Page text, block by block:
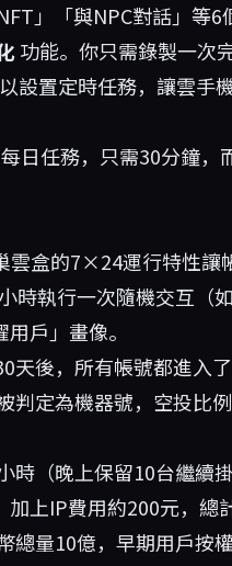
」「與NPC對話」等6
功能。你只需錄製一次
設置定時任務，讓雲手
日任務，只需30分鐘，
雲盒的7×24運行特性
執行一次隨機交互（
戶」畫像。
天後，所有帳號都進入
定為機器號，空投比例
時（晚上保留10台繼續
上IP費用約200元，總計
量10億，早期用戶按